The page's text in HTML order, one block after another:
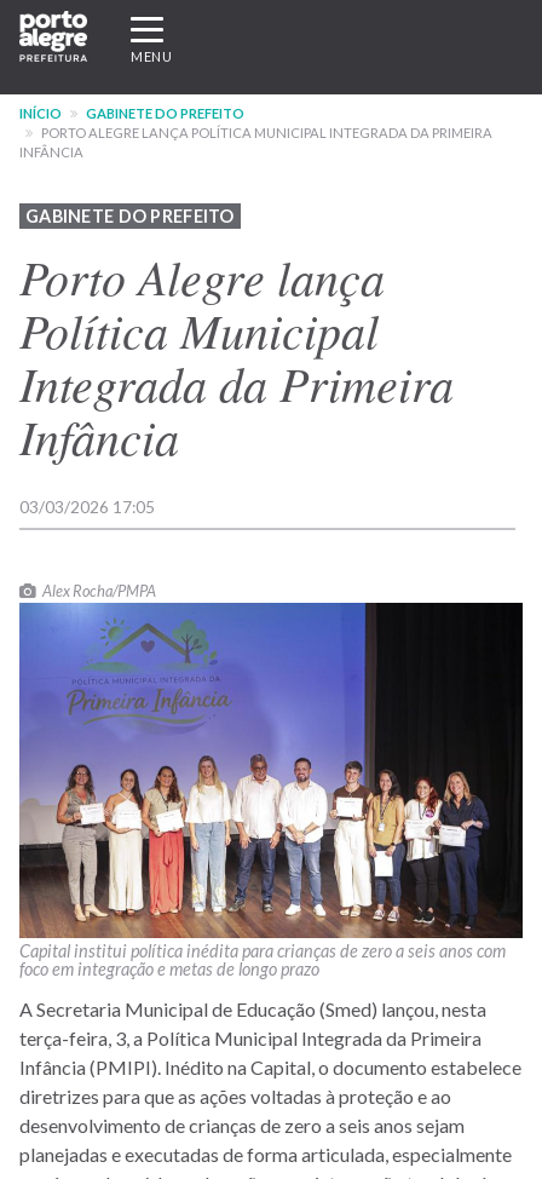
Pular
para
conteúdo
principal
Expandir/recolher
navegação
MENU
INÍCIO
GABINETE DO PREFEITO
PORTO ALEGRE LANÇA POLÍTICA MUNICIPAL INTEGRADA DA PRIMEIRA
INFÂNCIA
GABINETE DO PREFEITO
Porto Alegre lança
Política Municipal
Integrada da Primeira
Infância
03/03/2026 17:05
Alex Rocha/PMPA
Capital institui política inédita para crianças de zero a seis anos com
foco em integração e metas de longo prazo
A Secretaria Municipal de Educação (Smed) lançou, nesta
terça-feira, 3, a Política Municipal Integrada da Primeira
Infância (PMIPI). Inédito na Capital, o documento estabelece
diretrizes para que as ações voltadas à proteção e ao
desenvolvimento de crianças de zero a seis anos sejam
planejadas e executadas de forma articulada, especialmente